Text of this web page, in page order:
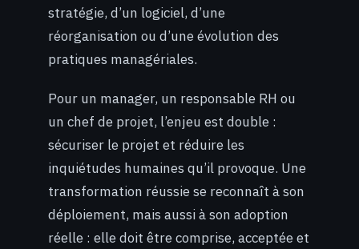
stratégie, d’un logiciel, d’une
réorganisation ou d’une évolution des
pratiques managériales.
Pour un manager, un responsable RH ou
un chef de projet, l’enjeu est double :
sécuriser le projet et réduire les
inquiétudes humaines qu’il provoque. Une
transformation réussie se reconnaît à son
déploiement, mais aussi à son adoption
réelle : elle doit être comprise, acceptée et